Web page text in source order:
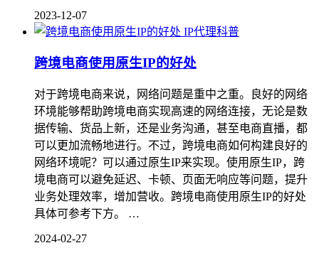
2023-12-07
IP代理科普
跨境电商使用原生IP的好处
对于跨境电商来说，网络问题是重中之重。良好的网络
环境能够帮助跨境电商实现高速的网络连接，无论是数
据传输、货品上新，还是业务沟通，甚至电商直播，都
可以更加流畅地进行。不过，跨境电商如何构建良好的
网络环境呢？可以通过原生IP来实现。使用原生IP，跨
境电商可以避免延迟、卡顿、页面无响应等问题，提升
业务处理效率，增加营收。跨境电商使用原生IP的好处
具体可参考下方。 …
2024-02-27